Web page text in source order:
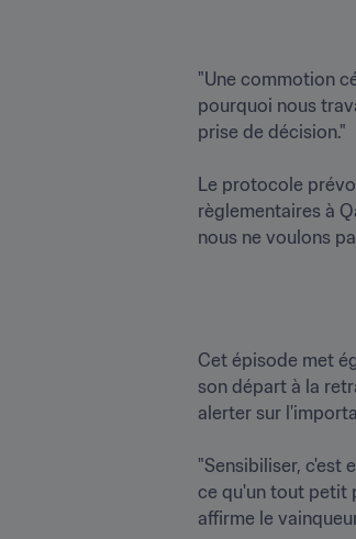
"Une commotion
pourquoi nous
prise de décision."
Le protocole
règlementaires à
Cet épisode met
son départ à la
alerter sur
"Sensibiliser, c'est
ce qu'un tout petit
affirme le